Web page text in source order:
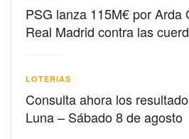
PSG lanza 115M€ por Arda
Real Madrid contra las
LOTERIAS
Consulta ahora los
Luna – Sábado 8 de agosto